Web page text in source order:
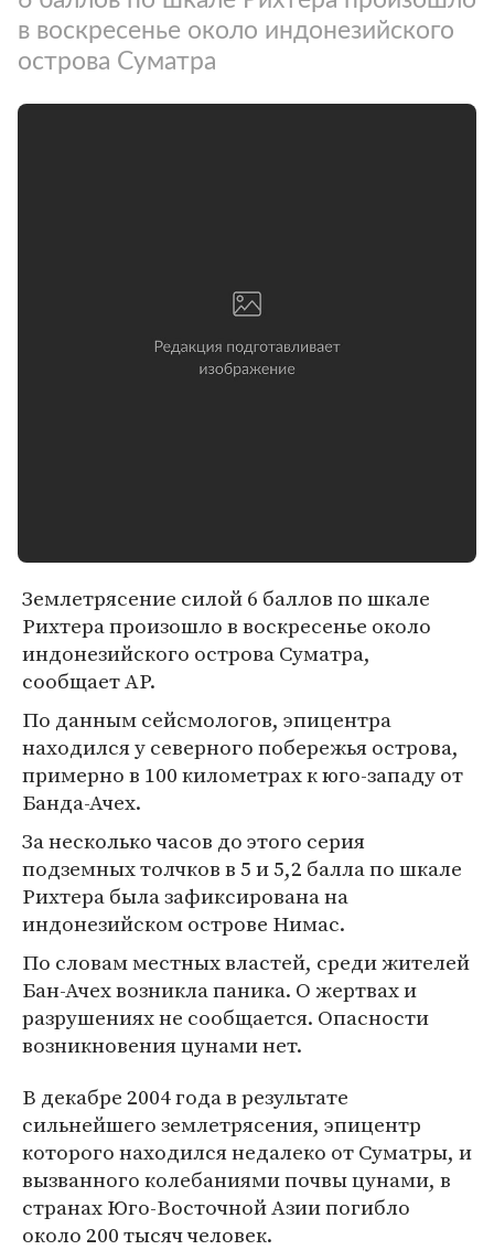
в воскресенье около индонезийского
острова Суматра
Землетрясение силой 6 баллов по шкале
Рихтера произошло в воскресенье около
индонезийского острова Суматра,
сообщает AP.
По данным сейсмологов, эпицентра
находился у северного побережья острова,
примерно в 100 километрах к юго-западу от
Банда-Ачех.
За несколько часов до этого серия
подземных толчков в 5 и 5,2 балла по шкале
Рихтера была зафиксирована на
индонезийском острове Нимас.
По словам местных властей, среди жителей
Бан-Ачех возникла паника. О жертвах и
разрушениях не сообщается. Опасности
возникновения цунами нет.
В декабре 2004 года в результате
сильнейшего землетрясения, эпицентр
которого находился недалеко от Суматры, и
вызванного колебаниями почвы цунами, в
странах Юго-Восточной Азии погибло
около 200 тысяч человек.